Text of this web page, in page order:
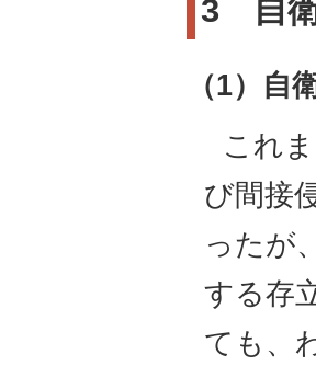
3 自衛
（1）自
これ
び間接
ったが
する存
ても、